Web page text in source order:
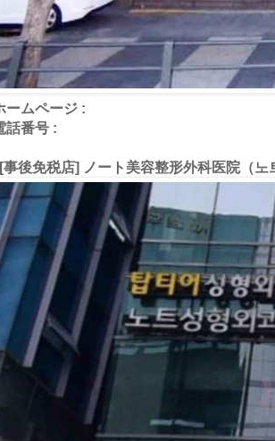
ームページ :
話番号 :
後免税店] ノート美容整形外科医院（노